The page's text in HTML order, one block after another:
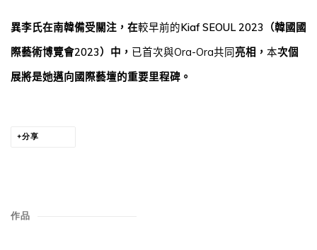
異李氏在南韓備受關注，在較早前的Kiaf SEOUL 2023 （韓國國
際藝術博覽會2023） 中， 已首次與Ora-Ora共同亮相， 本次個
展將是她邁向國際藝壇的重要里程碑。
分享
作品